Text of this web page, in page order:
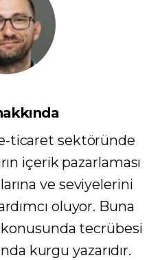
e-ticaret sektöründe
içerik pazarlaması
ve seviyelerini
oluyor. Buna
tecrübesi
kurgu yazarıdır.